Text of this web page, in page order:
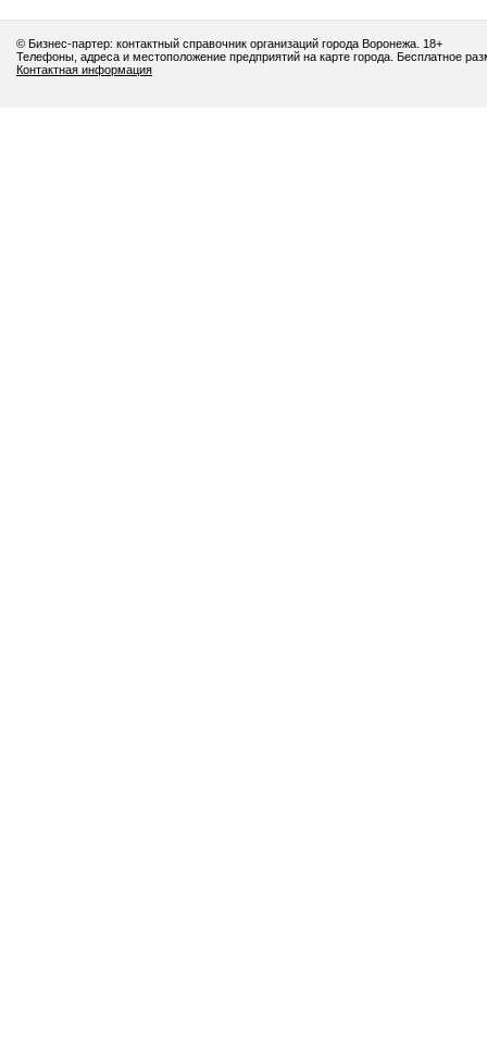
© Бизнес-партер: контактный справочник организаций города Воронежа. 18+
Телефоны, адреса и местоположение предприятий на карте города. Бесплатное
Контактная информация